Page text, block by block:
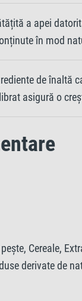
a apei
în mod
de înaltă
asigură o
Cereale,
derivate de